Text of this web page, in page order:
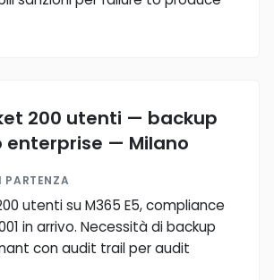
200 utenti — backup
enterprise — Milano
PARTENZA
utenti su M365 E5, compliance
in arrivo. Necessità di backup
con audit trail per audit